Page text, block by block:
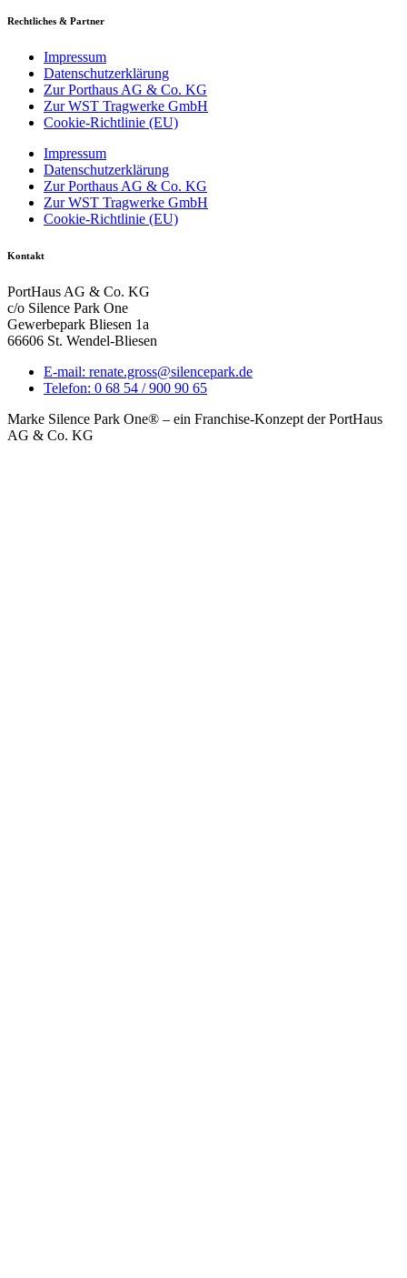
Rechtliches & Partner
Impressum
Datenschutzerklärung
Zur Porthaus AG & Co. KG
Zur WST Tragwerke GmbH
Cookie-Richtlinie (EU)
Impressum
Datenschutzerklärung
Zur Porthaus AG & Co. KG
Zur WST Tragwerke GmbH
Cookie-Richtlinie (EU)
Kontakt
PortHaus AG & Co. KG
c/o Silence Park One
Gewerbepark Bliesen 1a
66606 St. Wendel-Bliesen
E-mail: renate.gross@silencepark.de
Telefon: 0 68 54 / 900 90 65
Marke Silence Park One® – ein Franchise-Konzept der PortHaus
AG & Co. KG